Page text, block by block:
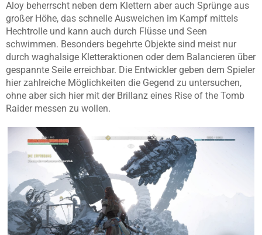
Aloy beherrscht neben dem Klettern aber auch Sprünge aus
großer Höhe, das schnelle Ausweichen im Kampf mittels
Hechtrolle und kann auch durch Flüsse und Seen
schwimmen. Besonders begehrte Objekte sind meist nur
durch waghalsige Kletteraktionen oder dem Balancieren über
gespannte Seile erreichbar. Die Entwickler geben dem Spieler
hier zahlreiche Möglichkeiten die Gegend zu untersuchen,
ohne aber sich hier mit der Brillanz eines Rise of the Tomb
Raider messen zu wollen.